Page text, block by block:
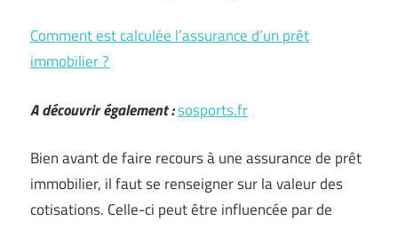
Comment est calculée l’assurance d’un prêt
immobilier ?
A découvrir également :sosports.fr
Bien avant de faire recours à une assurance de prêt
immobilier, il faut se renseigner sur la valeur des
cotisations. Celle-ci peut être influencée par de